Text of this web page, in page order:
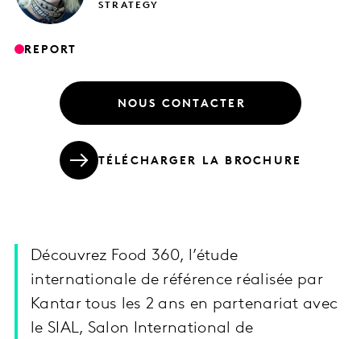
STRATEGY
REPORT
NOUS CONTACTER
TÉLÉCHARGER LA BROCHURE
Découvrez Food 360, l’étude
internationale de référence réalisée par
Kantar tous les 2 ans en partenariat avec
le SIAL, Salon International de